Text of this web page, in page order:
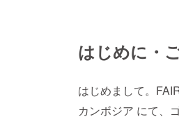
はじめに・
はじめまして。
カンボジア にて、